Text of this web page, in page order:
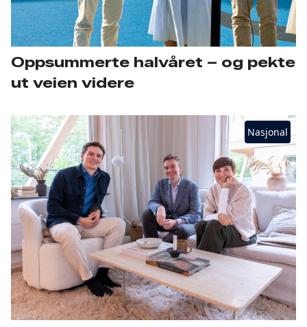
Oppsummerte halvåret – og pekte
ut veien videre
Nasjonal